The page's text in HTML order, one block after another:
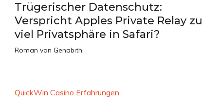
Trügerischer Datenschutz:
Verspricht Apples Private Relay zu
viel Privatsphäre in Safari?
Roman van Genabith
QuickWin Casino Erfahrungen